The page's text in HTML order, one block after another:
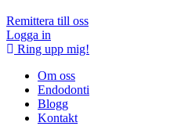
Remittera till oss
Logga in
Ring upp mig!
Om oss
Endodonti
Blogg
Kontakt